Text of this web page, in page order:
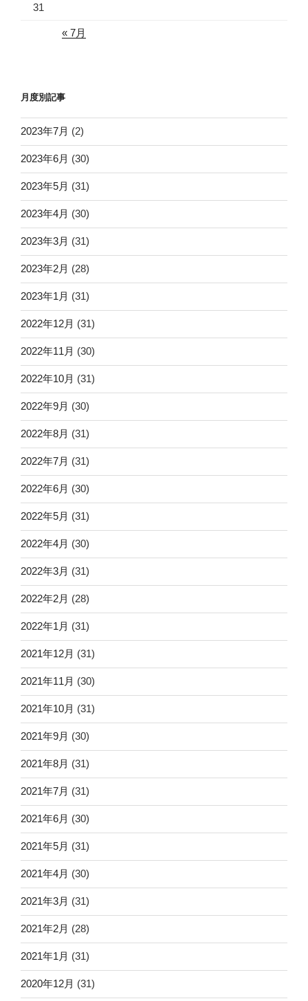
31
« 7月
月度別記事
2023年7月 (2)
2023年6月 (30)
2023年5月 (31)
2023年4月 (30)
2023年3月 (31)
2023年2月 (28)
2023年1月 (31)
2022年12月 (31)
2022年11月 (30)
2022年10月 (31)
2022年9月 (30)
2022年8月 (31)
2022年7月 (31)
2022年6月 (30)
2022年5月 (31)
2022年4月 (30)
2022年3月 (31)
2022年2月 (28)
2022年1月 (31)
2021年12月 (31)
2021年11月 (30)
2021年10月 (31)
2021年9月 (30)
2021年8月 (31)
2021年7月 (31)
2021年6月 (30)
2021年5月 (31)
2021年4月 (30)
2021年3月 (31)
2021年2月 (28)
2021年1月 (31)
2020年12月 (31)